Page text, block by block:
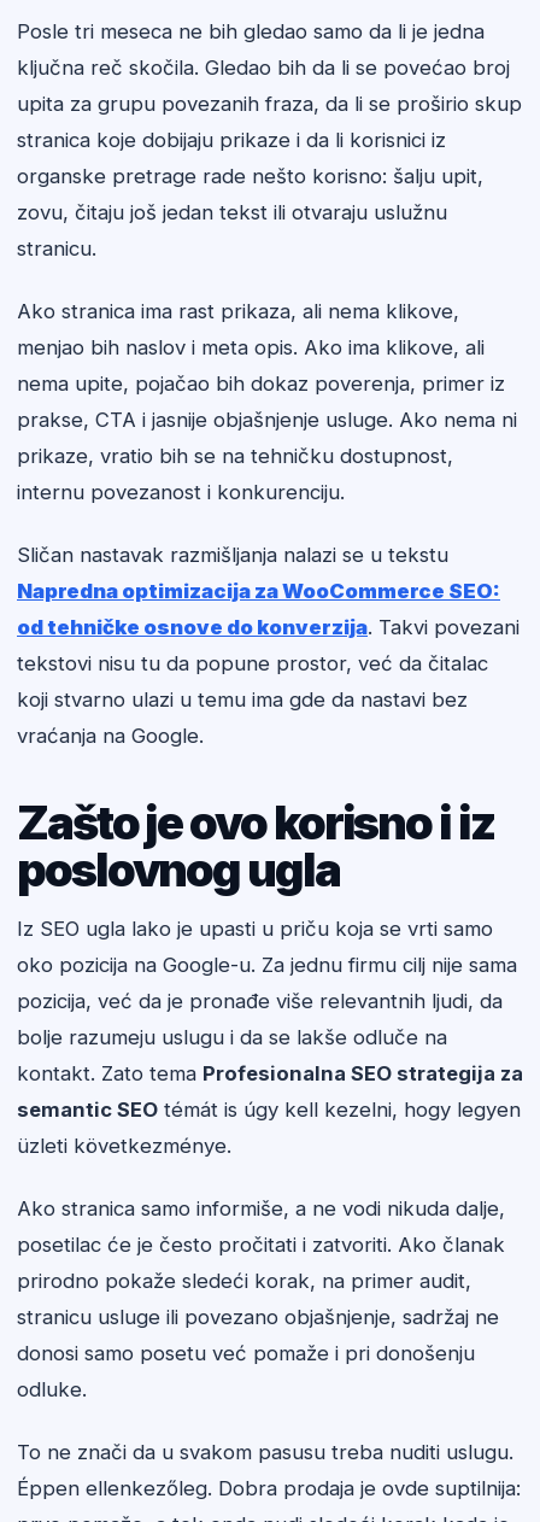
Posle tri meseca ne bih gledao samo da li je jedna
ključna reč skočila. Gledao bih da li se povećao broj
upita za grupu povezanih fraza, da li se proširio skup
stranica koje dobijaju prikaze i da li korisnici iz
organske pretrage rade nešto korisno: šalju upit,
zovu, čitaju još jedan tekst ili otvaraju uslužnu
stranicu.
Ako stranica ima rast prikaza, ali nema klikove,
menjao bih naslov i meta opis. Ako ima klikove, ali
nema upite, pojačao bih dokaz poverenja, primer iz
prakse, CTA i jasnije objašnjenje usluge. Ako nema ni
prikaze, vratio bih se na tehničku dostupnost,
internu povezanost i konkurenciju.
Sličan nastavak razmišljanja nalazi se u tekstu
Napredna optimizacija za WooCommerce SEO:
od tehničke osnove do konverzija. Takvi povezani
tekstovi nisu tu da popune prostor, već da čitalac
koji stvarno ulazi u temu ima gde da nastavi bez
vraćanja na Google.
Zašto je ovo korisno i iz
poslovnog ugla
Iz SEO ugla lako je upasti u priču koja se vrti samo
oko pozicija na Google-u. Za jednu firmu cilj nije sama
pozicija, već da je pronađe više relevantnih ljudi, da
bolje razumeju uslugu i da se lakše odluče na
kontakt. Zato tema Profesionalna SEO strategija za
semantic SEO témát is úgy kell kezelni, hogy legyen
üzleti következménye.
Ako stranica samo informiše, a ne vodi nikuda dalje,
posetilac će je često pročitati i zatvoriti. Ako članak
prirodno pokaže sledeći korak, na primer audit,
stranicu usluge ili povezano objašnjenje, sadržaj ne
donosi samo posetu već pomaže i pri donošenju
odluke.
To ne znači da u svakom pasusu treba nuditi uslugu.
Éppen ellenkezőleg. Dobra prodaja je ovde suptilnija: